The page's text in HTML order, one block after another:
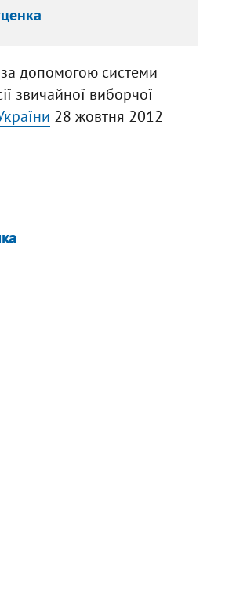
допомогою системи
звичайної виборчої
28 жовтня 2012